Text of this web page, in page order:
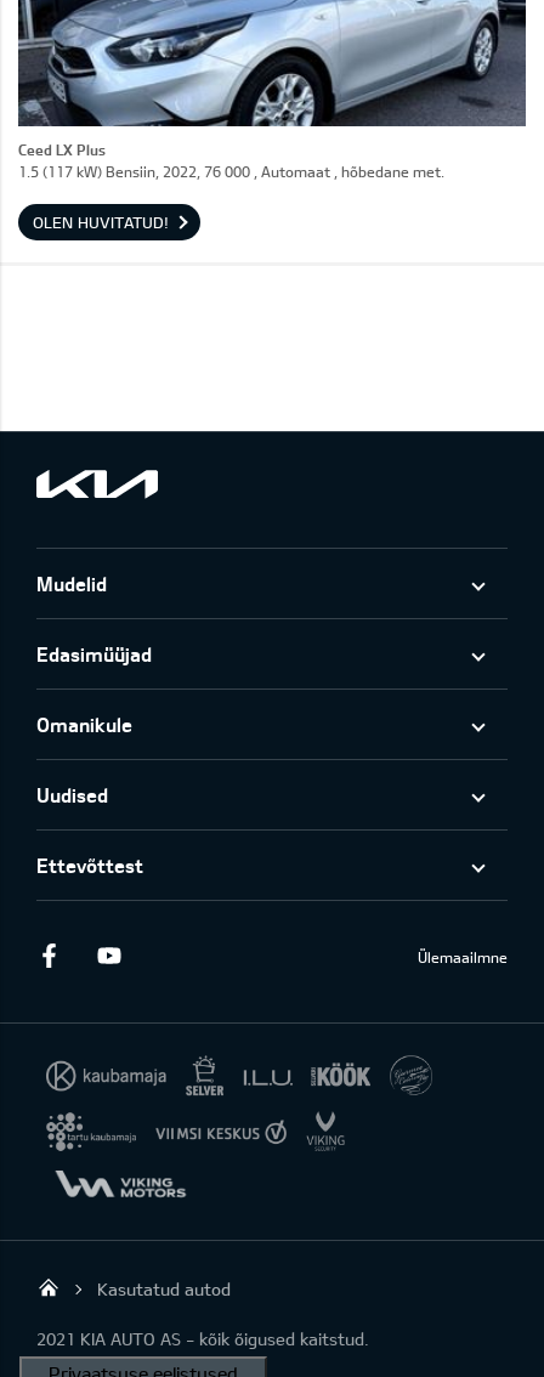
Ceed LX Plus
1.5 (117 kW) Bensiin, 2022, 76 000 , Automaat , hõbedane met.
OLEN HUVITATUD!
Mudelid
Edasimüüjad
Omanikule
Uudised
Ettevõttest
Facebook Ülemaailmne
KIA AUTO AS
Kasutatud autod
2021 KIA AUTO AS - kõik õigused kaitstud.